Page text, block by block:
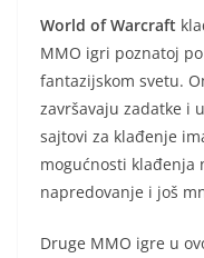
World of Warcraft
MMO igri poznatoj
fantazijskom svetu.
završavaju zadatke i
sajtovi za klađenje
mogućnosti klađenja
napredovanje i još
Druge MMO igre u